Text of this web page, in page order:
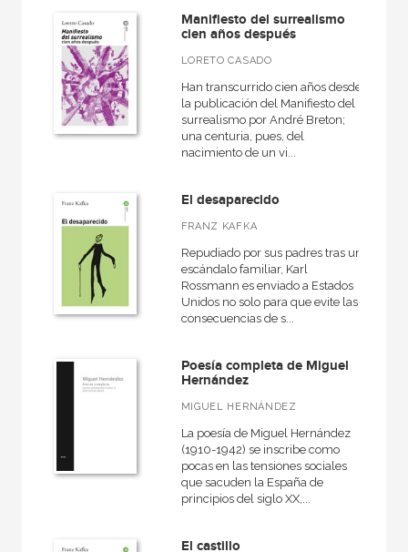
Manifiesto del surrealismo
cien años después
LORETO CASADO
Han transcurrido cien años desde
la publicación del Manifiesto del
surrealismo por André Breton;
una centuria, pues, del
nacimiento de un vi...
El desaparecido
FRANZ KAFKA
Repudiado por sus padres tras un
escándalo familiar, Karl
Rossmann es enviado a Estados
Unidos no solo para que evite las
consecuencias de s...
Poesía completa de Miguel
Hernández
MIGUEL HERNÁNDEZ
La poesía de Miguel Hernández
(1910-1942) se inscribe como
pocas en las tensiones sociales
que sacuden la España de
principios del siglo XX,...
El castillo